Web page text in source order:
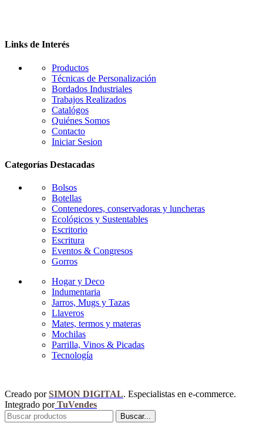
de
producto
Links de Interés
Productos
Técnicas de Personalización
Bordados Industriales
Trabajos Realizados
Catalógos
Quiénes Somos
Contacto
Iniciar Sesion
Categorías Destacadas
Bolsos
Botellas
Contenedores, conservadoras y luncheras
Ecológicos y Sustentables
Escritorio
Escritura
Eventos & Congresos
Gorros
Hogar y Deco
Indumentaria
Jarros, Mugs y Tazas
Llaveros
Mates, termos y materas
Mochilas
Parrilla, Vinos & Picadas
Tecnología
Creado porSIMON DIGITAL. Especialistas en e-commerce.
Integrado porTuVendes
Buscar...